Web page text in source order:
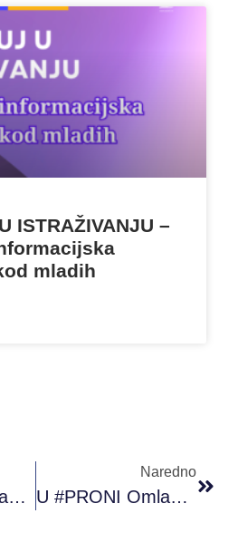
ISTRAŽIVANJU –
mladih
U #PRONI Omladinskom Klubu Maoča Sinoć Je Realizovano Filmsko Veče
Naredno
U #PRONI Omladinskom Klubu Sarajevo Održana Online Radionica ”Medijska Pismenost”